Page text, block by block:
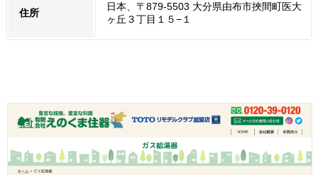
住所
日本、〒879-5503 大分県由布市挾間町医大
ヶ丘３丁目１５−１